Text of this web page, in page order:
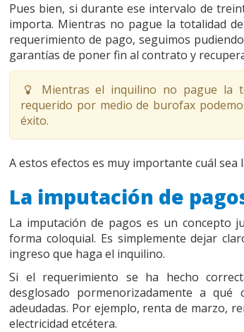
Pues bien, si durante ese intervalo de
importa. Mientras no pague la totalidad
requerimiento de pago, seguimos
garantías de poner fin al contrato y
Mientras el inquilino no pague la
requerido por medio de burofax
éxito.
A estos efectos es muy importante cuál sea
La imputación de
La imputación de pagos es un concepto
forma coloquial. Es simplemente dejar
ingreso que haga el inquilino.
Si el requerimiento se ha hecho
desglosado pormenorizadamente a qué
adeudadas. Por ejemplo, renta de marzo,
electricidad etcétera.